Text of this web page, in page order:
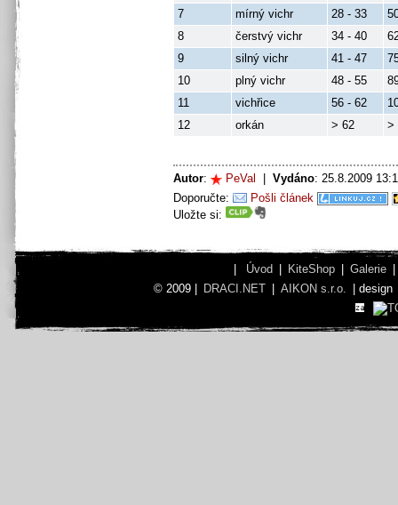
7
mírný vichr 28 - 33
8
čerstvý vichr 34 - 40
9
silný vichr 41 - 47
10
plný vichr 48 - 55
11
vichřice 56 - 62
12
orkán > 62 >
Autor: PeVal Vydáno: 25.8.2009
Doporučte:
Pošli článek
Uložte si:
Úvod KiteShop Galerie
© 2009 |
DRACI.NET AIKON s.r.o. | design